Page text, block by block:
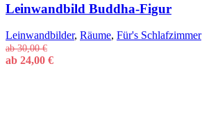
Leinwandbild Buddha-Figur
Leinwandbilder, Räume, Für's Schlafzimmer
ab30,00€
ab 24,00 €